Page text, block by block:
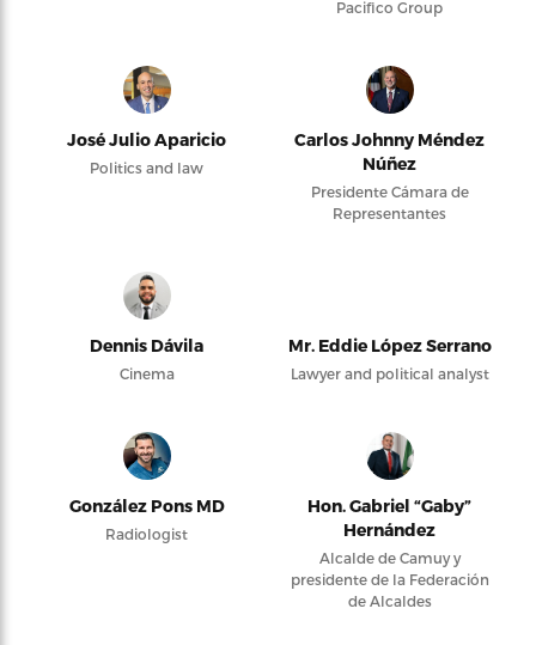
Pacifico Group
José Julio Aparicio
Politics and law
Carlos Johnny Méndez
Núñez
Presidente Cámara de
Representantes
Dennis Dávila
Cinema
Mr. Eddie López Serrano
Lawyer and political analyst
González Pons MD
Radiologist
Hon. Gabriel “Gaby”
Hernández
Alcalde de Camuy y
presidente de la Federación
de Alcaldes